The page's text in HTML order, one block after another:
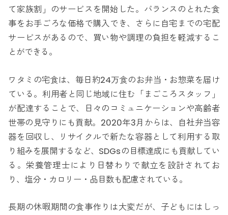
て家族割」のサービスを開始した。バランスのとれた食
事をお手ごろな価格で購入でき、さらに自宅までの宅配
サービスがあるので、買い物や調理の負担を軽減するこ
とができる。
ワタミの宅食は、毎日約24万食のお弁当・お惣菜を届け
ている。利用者と同じ地域に住む「まごころスタッフ」
が配達することで、日々のコミュニケーションや高齢者
世帯の見守りにも貢献。2020年3月からは、自社弁当容
器を回収し、リサイクルで新たな容器として利用する取
り組みを展開するなど、SDGsの目標達成にも貢献してい
る。栄養管理士により日替わりで献立を設計されてお
り、塩分・カロリー・品目数も配慮されている。
長期の休暇期間の食事作りは大変だが、子どもにはしっ